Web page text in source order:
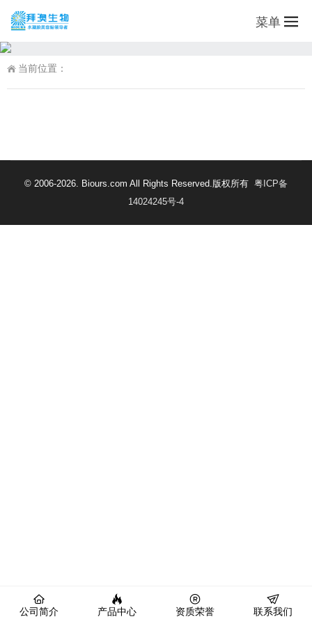
菜单
当前位置：
© 2006-2026. Biours.com All Rights Reserved.版权所有 粤ICP备
14024245号-4
公司简介 产品中心 资质荣誉 联系我们